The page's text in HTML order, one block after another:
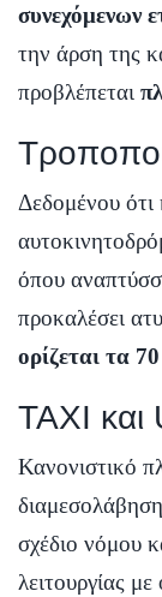
συνεχόμενων
την άρση της
προβλέπεται
Δεδομένου
όπου
προκαλέσει
ορίζεται τα
ΤΑΧΙ και
Κανονιστικό
σχέδιο νόμου
λειτουργίας